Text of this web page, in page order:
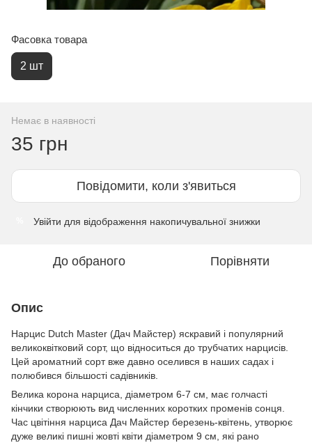
Фасовка товара
2 шт
Немає в наявності
35 грн
Повідомити, коли з'явиться
Увійти для відображення накопичувальної знижки
До обраного Порівняти
Опис
Нарцис Dutch Master (Дач Майстер) яскравий і популярний
великоквітковий сорт, що відноситься до трубчатих нарцисів.
Цей ароматний сорт вже давно оселився в наших садах і
полюбився більшості садівників.
Велика корона нарциса, діаметром 6-7 см, має голчасті
кінчики створюють вид численних коротких променів сонця.
Час цвітіння нарциса Дач Майстер березень-квітень, утворює
дуже великі пишні жовті квіти діаметром 9 см, які рано